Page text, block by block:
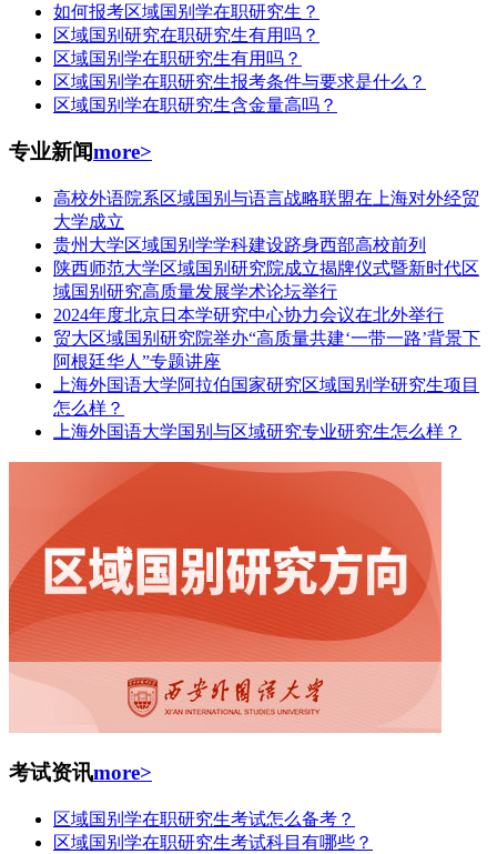
如何报考区域国别学在职研究生？
区域国别研究在职研究生有用吗？
区域国别学在职研究生有用吗？
区域国别学在职研究生报考条件与要求是什么？
区域国别学在职研究生含金量高吗？
专业新闻more>
高校外语院系区域国别与语言战略联盟在上海对外经贸
大学成立
贵州大学区域国别学学科建设跻身西部高校前列
陕西师范大学区域国别研究院成立揭牌仪式暨新时代区
域国别研究高质量发展学术论坛举行
2024年度北京日本学研究中心协力会议在北外举行
贸大区域国别研究院举办“高质量共建‘一带一路’背景下
阿根廷华人”专题讲座
上海外国语大学阿拉伯国家研究区域国别学研究生项目
怎么样？
上海外国语大学国别与区域研究专业研究生怎么样？
考试资讯more>
区域国别学在职研究生考试怎么备考？
区域国别学在职研究生考试科目有哪些？